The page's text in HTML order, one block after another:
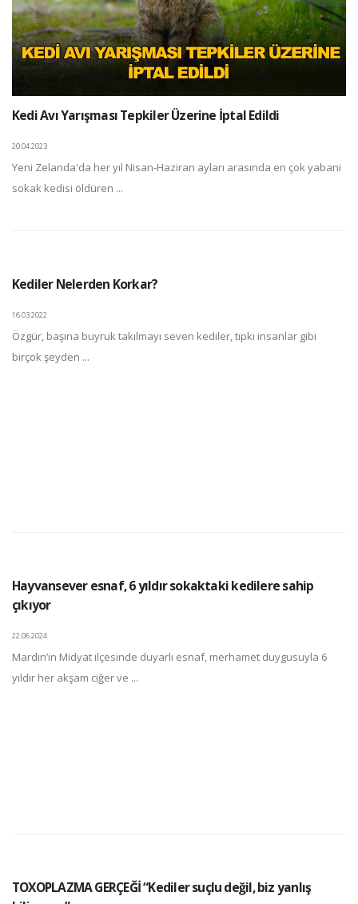
Kedi Avı Yarışması Tepkiler Üzerine İptal Edildi
20.04.2023
Yeni Zelanda'da her yıl Nisan-Haziran ayları arasında en çok yabani
sokak kedisi öldüren ...
Kediler Nelerden Korkar?
16.03.2022
Özgür, başına buyruk takılmayı seven kediler, tıpkı insanlar gibi
birçok şeyden ...
Hayvansever esnaf, 6 yıldır sokaktaki kedilere sahip
çıkıyor
22.06.2024
Mardin’in Midyat ilçesinde duyarlı esnaf, merhamet duygusuyla 6
yıldır her akşam ciğer ve ...
TOXOPLAZMA GERÇEĞİ “Kediler suçlu değil, biz yanlış